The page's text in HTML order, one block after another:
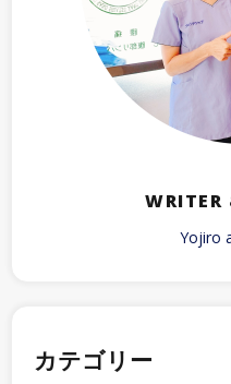
WRITER
Yojiro
カテゴリー